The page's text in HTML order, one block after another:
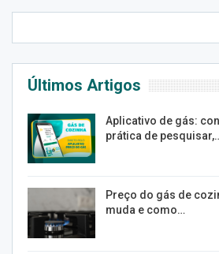
Últimos Artigos
Aplicativo de gás:
prática de
Preço do gás de
muda e como…